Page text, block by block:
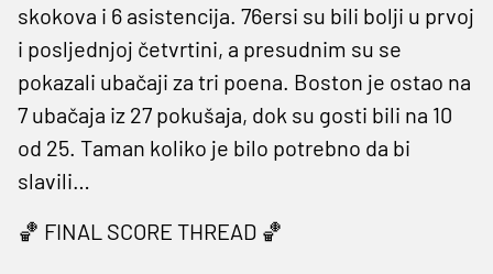
skokova i 6 asistencija. 76ersi su bili bolji u prvoj
i posljednjoj četvrtini, a presudnim su se
pokazali ubačaji za tri poena. Boston je ostao na
7 ubačaja iz 27 pokušaja, dok su gosti bili na 10
od 25. Taman koliko je bilo potrebno da bi
slavili…
🏀 FINAL SCORE THREAD 🏀